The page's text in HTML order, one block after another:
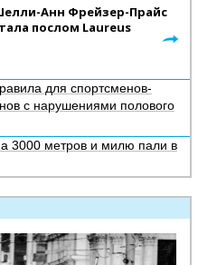
Анн Фрейзер-Прайс
послом Laureus
для спортсменов-
с нарушениями полового
3000 метров и милю пали в